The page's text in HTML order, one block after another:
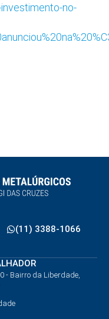
no-
(11) 3388-1066
- Bairro da Liberdade,